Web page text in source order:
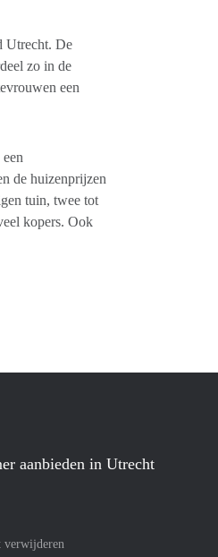
Utrecht. De
zo in de
een
de huizenprijzen
tuin, twee tot
kopers. Ook
aanbieden in Utrecht
verwijderen